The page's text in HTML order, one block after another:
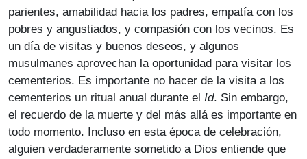
parientes, amabilidad hacia los padres, empatía con los
pobres y angustiados, y compasión con los vecinos. Es
un día de visitas y buenos deseos, y algunos
musulmanes aprovechan la oportunidad para visitar los
cementerios. Es importante no hacer de la visita a los
cementerios un ritual anual durante el Id. Sin embargo,
el recuerdo de la muerte y del más allá es importante en
todo momento. Incluso en esta época de celebración,
alguien verdaderamente sometido a Dios entiende que